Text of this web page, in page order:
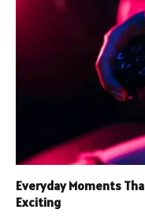
Everyday Moments
Exciting